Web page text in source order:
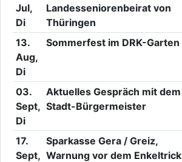
Jul,
Di
Landesseniorenbeirat von
Thüringen
13.
Aug,
Di
Sommerfest im DRK-Garten
03.
Sept,
Di
Aktuelles Gespräch mit dem
Stadt-Bürgermeister
17.
Sept,
Sparkasse Gera / Greiz,
Warnung vor dem Enkeltrick